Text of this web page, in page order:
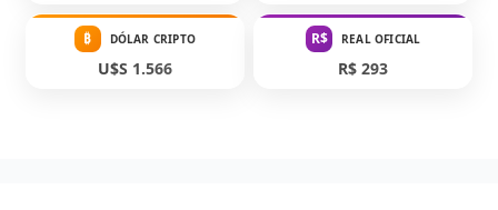
₿ DÓLAR CRIPTO
U$S 1.566
R$ REAL OFICIAL
R$ 293